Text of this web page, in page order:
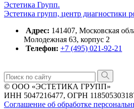
Эстетика Групп.
Эстетика групп, центр диагностики
Адрес: 141407, Московская
Молодежная 63, корпус 2
Телефон: +7 (495) 021-92-21
© ООО «ЭСТЕТИКА ГРУПП»
ИНН 5047216477, ОГРН
Соглашение об обработке